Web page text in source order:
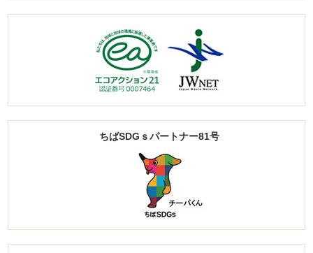
ちばSDGｓパートナー81号